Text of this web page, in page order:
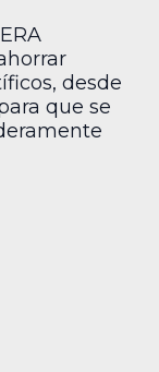
desde
que se